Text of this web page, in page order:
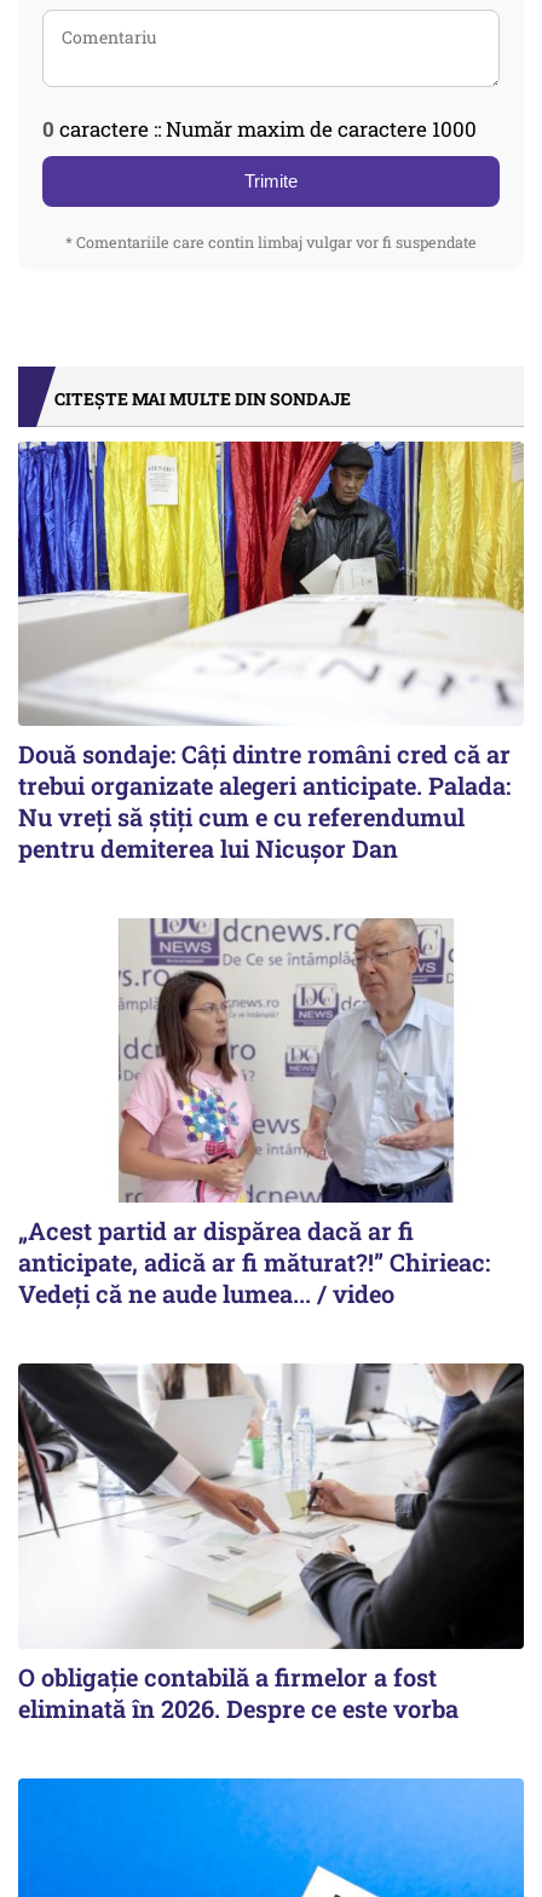
0 caractere :: Număr maxim de caractere 1000
Trimite
* Comentariile care contin limbaj vulgar vor fi suspendate
CITEȘTE MAI MULTE DIN SONDAJE
Două sondaje: Câți dintre români cred că ar
trebui organizate alegeri anticipate. Palada:
Nu vreți să știți cum e cu referendumul
pentru demiterea lui Nicușor Dan
„Acest partid ar dispărea dacă ar fi
anticipate, adică ar fi măturat?!” Chirieac:
Vedeți că ne aude lumea... / video
O obligație contabilă a firmelor a fost
eliminată în 2026. Despre ce este vorba